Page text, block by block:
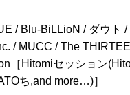
/ Blu-BiLLioN / ダウト
/ MUCC / The
［Hitomiセッション
ち,and more…)］